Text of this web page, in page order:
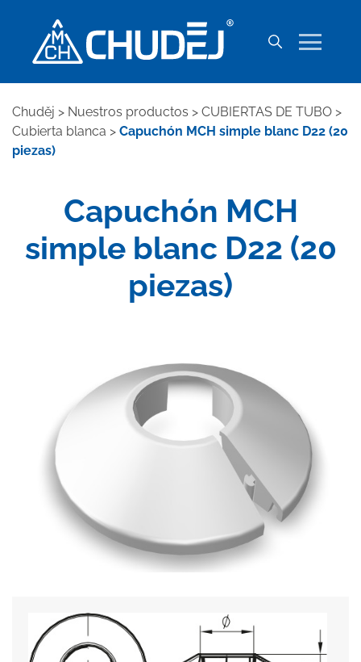
Chuděj > Nuestros productos > CUBIERTAS DE TUBO >
Cubierta blanca > Capuchón MCH simple blanc D22 (20
piezas)
Capuchón MCH
simple blanc D22 (20
piezas)